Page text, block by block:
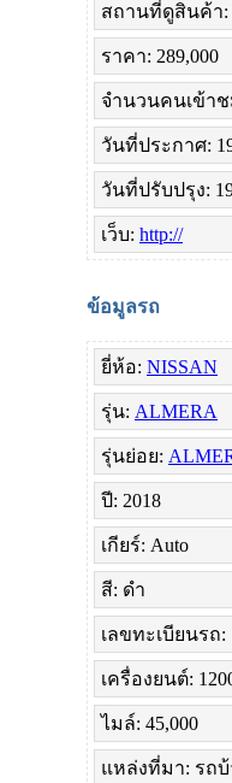
สถานที่ดูสินค้า:
ราคา: 289,000
จำนวนคนเข้าช
วันที่ประกาศ:
วันที่ปรับปรุง:
เว็บ: http://
ข้อมูลรถ
ยี่ห้อ: NISSAN
รุ่น: ALMERA
รุ่นย่อย:
ปี: 2018
เกียร์: Auto
สี: ดำ
เลขทะเบียนรถ:
เครื่องยนต์:
ไมล์: 45,000
แหล่งที่มา: รถบ้